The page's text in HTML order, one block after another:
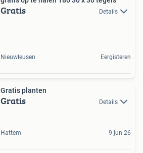
Gratis Details
Nieuwleusen Eergisteren
Gratis planten
Gratis Details
Hattem 9 jun 26